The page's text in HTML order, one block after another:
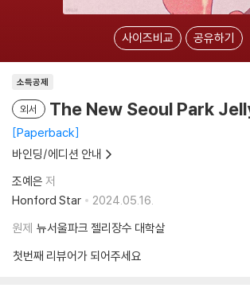
사이즈비교 공유하기
소득공제
외서 The New Seoul Park
Paperback
바인딩/에디션 안내
조예은 저
Honford Star
2024.05.16.
원제 뉴서울파크 젤리장수 대학살
첫번째 리뷰어가 되어주세요